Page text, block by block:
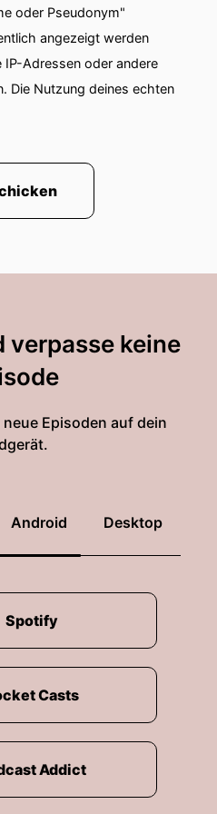
dabei.
Dank für die Annahme
dabei zu sein.
mit der Frage Ja
ne keine Chance.
Dimo.
Moralverlust
ich tatsächlich mal zur
ich so vorbereitet
es ja anders
oder Pseudonym"
angezeigt werden
IP-Adressen oder andere
Die Nutzung deines echten
verpasse keine
Episoden auf dein
Android Desktop
Spotify
Casts
Addict